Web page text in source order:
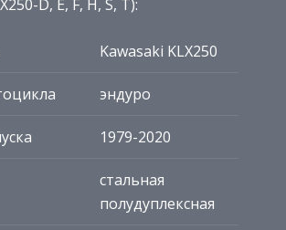
D, E, F, H, S, T):
Kawasaki KLX250
эндуро
1979-2020
стальная
полудуплексная